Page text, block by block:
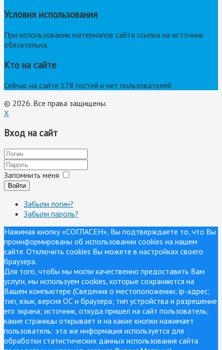
Условия использования
При использовании материалов сайта ссылка на источник
обязательна.
Кто на сайте
Сейчас на сайте 178 гостей и нет пользователей
© 2026. Все права защищены.
X
Вход на сайт
Запомнить меня
Войти
Забыли логин?
Забыли пароль?
Нажимая кнопку «СОГЛАСЕН», Вы подтверждаете то, что Вы
проинформированы об использовании cookies на нашем
сайте. Отключить cookies Вы можете в настройках своего
браузера.
Для того, чтобы мы могли качественно предоставить Вам
услуги, мы используем cookies, которые сохраняются на
Вашем компьютере (Сведения о местоположении; ip-адрес;
тип, язык, версия ОС и браузера; тип устройства и разрешение
его экрана; источник, откуда пришел на сайт пользователь;
какие страницы открывает и на какие кнопки нажимает
пользователь; эта же информация используется для
обработки статистических данных использования сайта